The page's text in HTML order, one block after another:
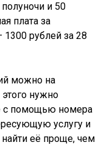
и 50
плата за
рублей за 28
можно на
нужно
с помощью номера
услугу и
её проще, чем